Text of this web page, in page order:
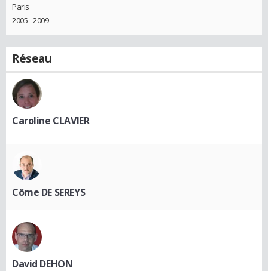
Paris
2005 - 2009
Réseau
Caroline CLAVIER
Côme DE SEREYS
David DEHON